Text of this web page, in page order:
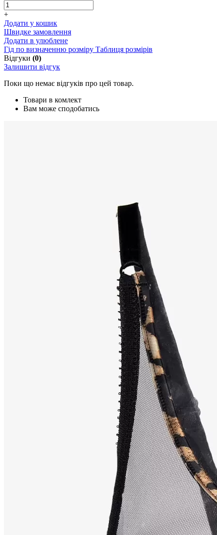
+
Додати у кошик
Швидке замовлення
Додати в улюблене
Гід по визначенню розміру Таблиця розмірів
Відгуки (0)
Залишити відгук
Поки що немає відгуків про цей товар.
Товари в комлект
Вам може сподобатись